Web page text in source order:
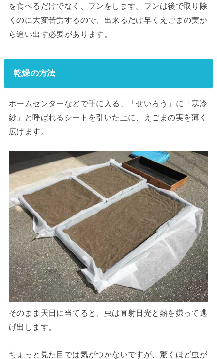
を食べるだけでなく、フンをします。フンは後で取り除
くのに大変苦労するので、出来るだけ早くえごまの実か
ら追い出す必要があります。
乾燥の方法
ホームセンターなどで手に入る、「せいろう」に「寒冷
紗」と呼ばれるシートを引いた上に、えごまの実を薄く
広げます。
そのまま天日に当てると、虫は直射日光と熱を嫌って逃
げ出します。
ちょっと見た目では気がつかないですが、驚くほど虫が